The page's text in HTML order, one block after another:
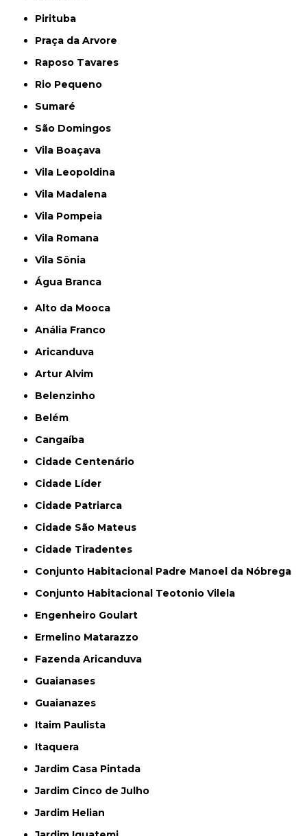
Pirituba
Praça da Arvore
Raposo Tavares
Rio Pequeno
Sumaré
São Domingos
Vila Boaçava
Vila Leopoldina
Vila Madalena
Vila Pompeia
Vila Romana
Vila Sônia
Água Branca
Alto da Mooca
Anália Franco
Aricanduva
Artur Alvim
Belenzinho
Belém
Cangaíba
Cidade Centenário
Cidade Líder
Cidade Patriarca
Cidade São Mateus
Cidade Tiradentes
Conjunto Habitacional Padre Manoel da Nóbrega
Conjunto Habitacional Teotonio Vilela
Engenheiro Goulart
Ermelino Matarazzo
Fazenda Aricanduva
Guaianases
Guaianazes
Itaim Paulista
Itaquera
Jardim Casa Pintada
Jardim Cinco de Julho
Jardim Helian